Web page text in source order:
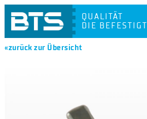
QUALITÄT
DIE BEFESTIGT
«zurück zur Übersicht